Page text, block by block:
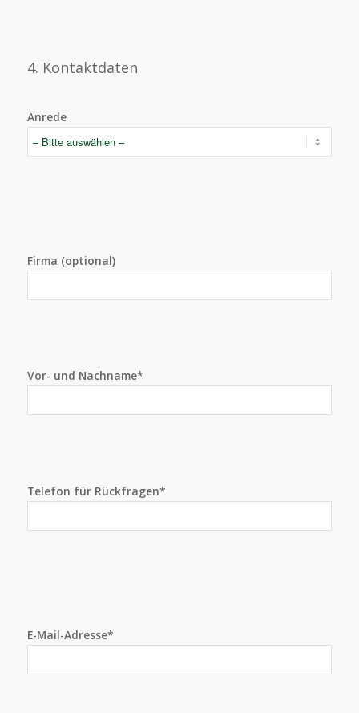
4. Kontaktdaten
Anrede
Firma (optional)
Vor- und Nachname*
Telefon für Rückfragen*
E-Mail-Adresse*